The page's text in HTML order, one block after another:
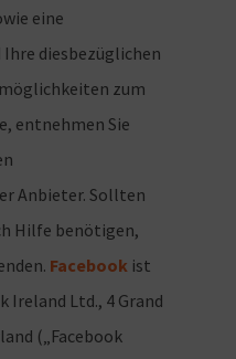
eine
diesbezüglichen
zum
entnehmen Sie
Anbieter. Sollten
Hilfe benötigen,
Facebook ist
Ireland Ltd., 4 Grand
(„Facebook